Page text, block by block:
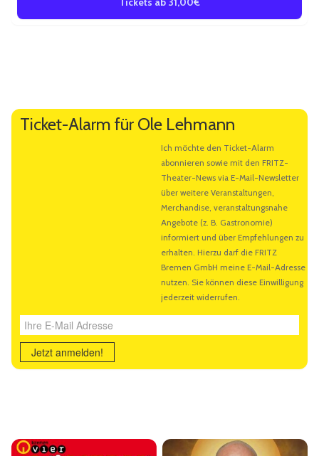
Ticket-Alarm für Ole Lehmann
Ihre E-Mail Adresse
Jetzt anmelden!